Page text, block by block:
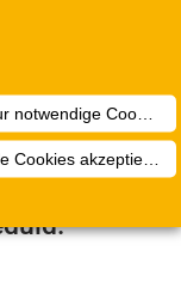
Nur notwendige Cookies akzeptieren
Alle Cookies akzeptieren
Fehler
Team wird